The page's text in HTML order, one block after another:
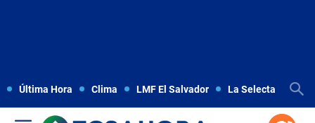
Última Hora Clima LMF El Salvador La Selecta